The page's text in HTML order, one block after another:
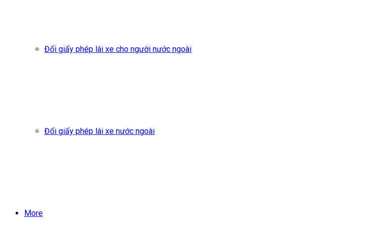
Đổi giấy phép lái xe cho người nước ngoài
Đổi giấy phép lái xe nước ngoài
More